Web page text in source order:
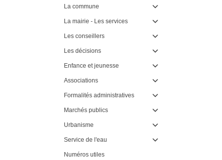
La commune 
La mairie - Les services 
Les conseillers 
Les décisions 
Enfance et jeunesse 
Associations 
Formalités administratives 
Marchés publics 
Urbanisme 
Service de l'eau 
Numéros utiles